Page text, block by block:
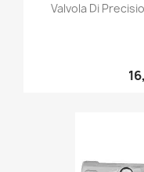
Valvola Di